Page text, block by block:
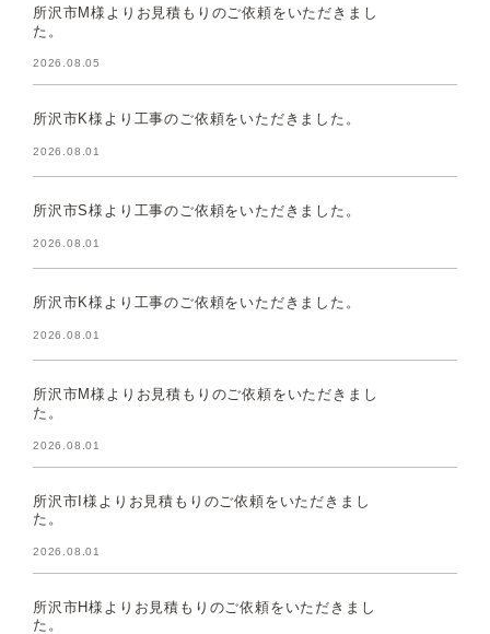
所沢市M様よりお見積もりのご依頼をいただきまし
た。
2026.08.05
所沢市K様より工事のご依頼をいただきました。
2026.08.01
所沢市S様より工事のご依頼をいただきました。
2026.08.01
所沢市K様より工事のご依頼をいただきました。
2026.08.01
所沢市M様よりお見積もりのご依頼をいただきまし
た。
2026.08.01
所沢市I様よりお見積もりのご依頼をいただきまし
た。
2026.08.01
所沢市H様よりお見積もりのご依頼をいただきまし
た。